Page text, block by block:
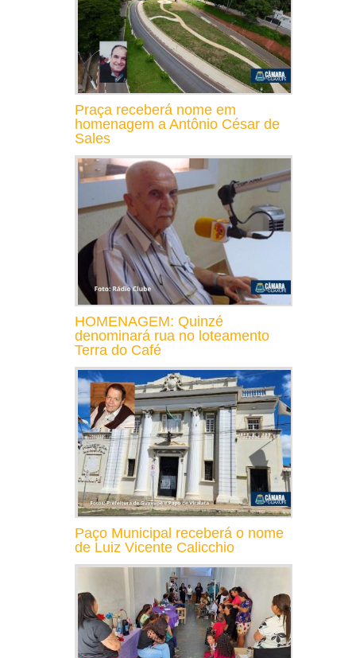
Praça receberá nome em
homenagem a Antônio César de
Sales
HOMENAGEM: Quinzé
denominará rua no loteamento
Terra do Café
Paço Municipal receberá o nome
de Luiz Vicente Calicchio